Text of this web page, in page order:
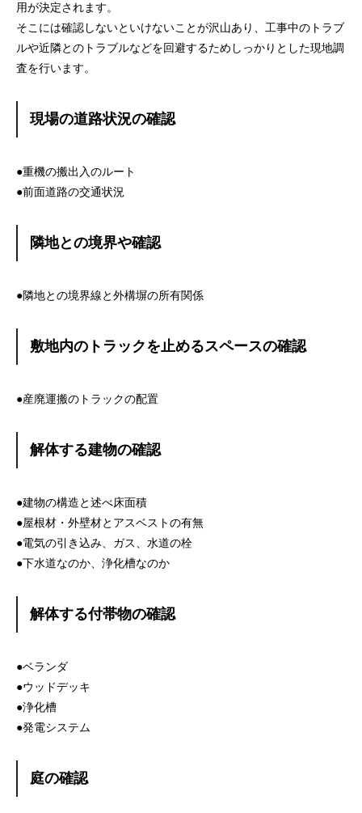
用が決定されます。
そこには確認しないといけないことが沢山あり、工事中のトラブ
ルや近隣とのトラブルなどを回避するためしっかりとした現地調
査を行います。
現場の道路状況の確認
●重機の搬出入のルート
●前面道路の交通状況
隣地との境界や確認
●隣地との境界線と外構塀の所有関係
敷地内のトラックを止めるスペースの確認
●産廃運搬のトラックの配置
解体する建物の確認
●建物の構造と述べ床面積
●屋根材・外壁材とアスベストの有無
●電気の引き込み、ガス、水道の栓
●下水道なのか、浄化槽なのか
解体する付帯物の確認
●ベランダ
●ウッドデッキ
●浄化槽
●発電システム
庭の確認